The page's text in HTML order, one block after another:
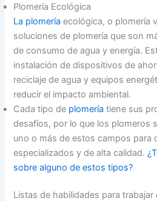
Plomería Ecológica
La plomería ecológica, o plomería
soluciones de plomería que son
de consumo de agua y energía.
instalación de dispositivos de
reciclaje de agua y equipos
reducir el impacto ambiental.
Cada tipo de plomería tiene sus
desafíos, por lo que los plomeros
uno o más de estos campos para
especializados y de alta calidad.
sobre alguno de estos tipos?
Listas de habilidades para